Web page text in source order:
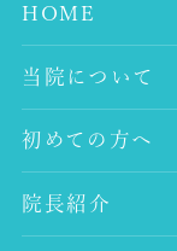
HOME
当院について
初めての方へ
院長紹介